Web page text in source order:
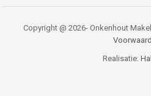
Copyright @ 2026- Onkenhout
Realisatie: